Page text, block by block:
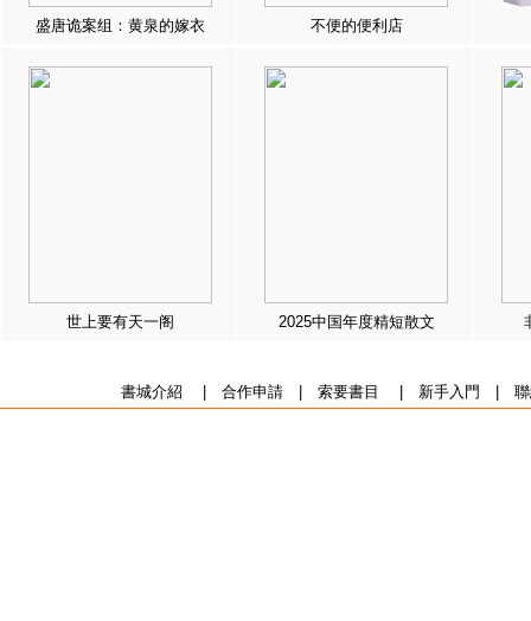
盛唐诡案组：黄泉的嫁衣 不便的便利店
世上要有天一阁 2025中国年度精短散文
書城介紹 合作申請| 索要書目 新手入門